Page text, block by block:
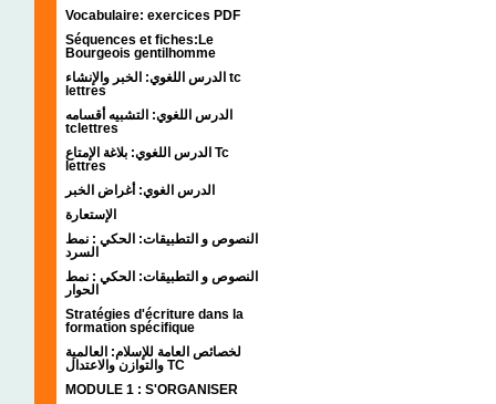
Vocabulaire: exercices PDF
Séquences et fiches:Le
Bourgeois gentilhomme
الدرس اللغوي: الخبر والإنشاء tc
lettres
الدرس اللغوي: التشبيه أقسامه
tclettres
الدرس اللغوي: بلاغة الإمتاع Tc
lettres
الدرس الغوي: أغراض الخبر
الإستعارة
النصوص و التطبيقات: الحكي : نمط
السرد
النصوص و التطبيقات: الحكي : نمط
الحوار
Stratégies d'écriture dans la
formation spécifique
لخصائص العامة للإسلام: العالمية
والتوازن والاعتدال TC
MODULE 1 : S'ORGANISER